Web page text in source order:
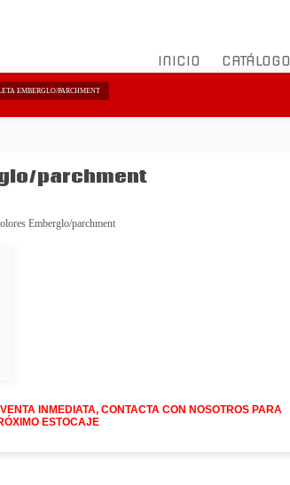
INICIO CATÁLOGO
EMBERGLO/PARCHMENT
parchment
Emberglo/parchment
INMEDIATA, CONTACTA CON NOSOTROS PARA
ESTOCAJE